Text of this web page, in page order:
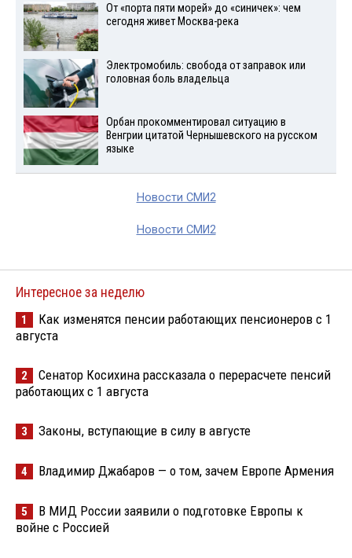
От «порта пяти морей» до «синичек»: чем
сегодня живет Москва-река
Электромобиль: свобода от заправок или
головная боль владельца
Орбан прокомментировал ситуацию в
Венгрии цитатой Чернышевского на русском
языке
Новости СМИ2
Новости СМИ2
Интересное за неделю
1
Как изменятся пенсии работающих пенсионеров с 1
августа
2
Сенатор Косихина рассказала о перерасчете пенсий
работающих с 1 августа
3 Законы, вступающие в силу в августе
4 Владимир Джабаров — о том, зачем Европе Армения
5
В МИД России заявили о подготовке Европы к
войне с Россией